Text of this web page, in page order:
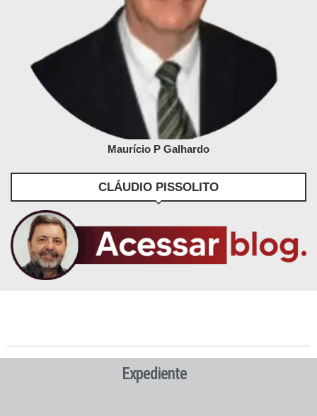
Maurício P Galhardo
CLÁUDIO PISSOLITO
Expediente